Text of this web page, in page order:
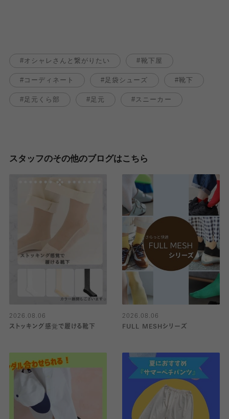
オシャレさんと繋がりたい 靴下屋
コーディネート 足袋シューズ 靴下
足元くら部 足元 スニーカー
スタッフのその他のブログはこちら
2026.08.06
ストッキング感覚で履ける靴下
2026.08.06
FULL MESHシリーズ